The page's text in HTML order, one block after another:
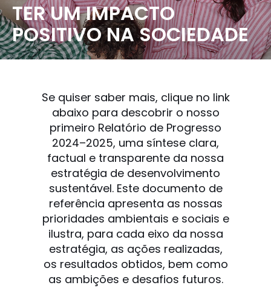
TER UM IMPACTO
POSITIVO NA SOCIEDADE
Se quiser saber mais, clique no link
abaixo para descobrir o nosso
primeiro Relatório de Progresso
2024–2025, uma síntese clara,
factual e transparente da nossa
estratégia de desenvolvimento
sustentável. Este documento de
referência apresenta as nossas
prioridades ambientais e sociais e
ilustra, para cada eixo da nossa
estratégia, as ações realizadas,
os resultados obtidos, bem como
as ambições e desafios futuros.